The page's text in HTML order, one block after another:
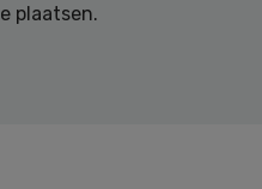
plaatsen.